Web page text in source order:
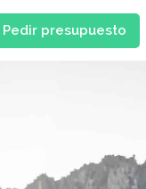
Pedir presupuesto